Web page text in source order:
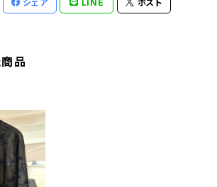
シェア LINE ポスト
品